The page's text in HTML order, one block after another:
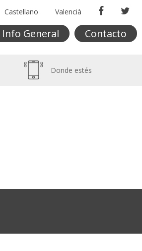
Castellano Valencià
Info General Contacto
Donde estés